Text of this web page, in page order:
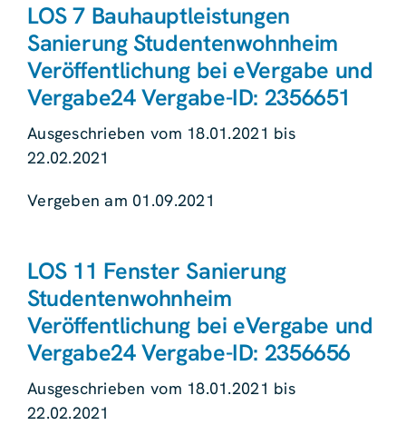
LOS 7 Bauhauptleistungen
Sanierung Studentenwohnheim
Veröffentlichung bei eVergabe und
Vergabe24 Vergabe-ID: 2356651
Ausgeschrieben vom 18.01.2021 bis
22.02.2021
Vergeben am 01.09.2021
LOS 11 Fenster Sanierung
Studentenwohnheim
Veröffentlichung bei eVergabe und
Vergabe24 Vergabe-ID: 2356656
Ausgeschrieben vom 18.01.2021 bis
22.02.2021